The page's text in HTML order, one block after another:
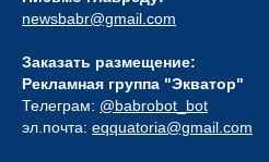
newsbabr@gmail.com
Заказать размещение:
Рекламная группа "Экватор"
Телеграм: @babrobot_bot
эл.почта: eqquatoria@gmail.com